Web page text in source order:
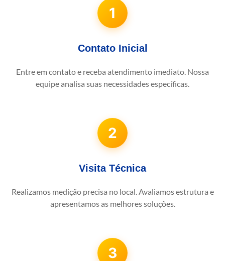
1
Contato Inicial
Entre em contato e receba atendimento imediato. Nossa
equipe analisa suas necessidades específicas.
2
Visita Técnica
Realizamos medição precisa no local. Avaliamos estrutura e
apresentamos as melhores soluções.
3